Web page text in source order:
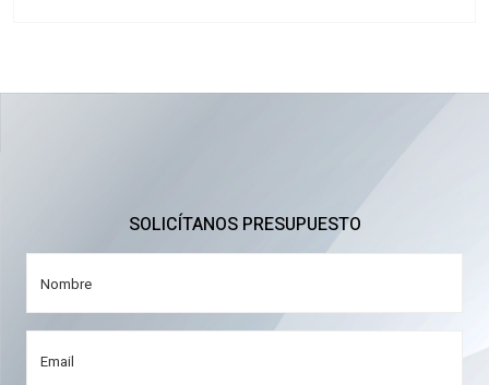
SOLICÍTANOS PRESUPUESTO